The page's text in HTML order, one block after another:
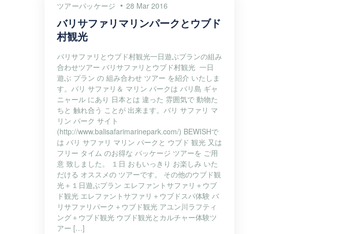
ツアーパッケージ 28 Mar 2016
バリサファリマリンパークとウブド
村観光
バリサファリとウブド村観光一日遊ぶプランの組み
合わせツアー バリサファリとウブド村観光 一日
遊ぶ プラン の 組み合わせ ツアー を紹介 いたしま
す。バリ サファリ＆ マリン パークは バリ島 ギャ
ニャール にあり 日本とは 違った 雰囲気で 動物た
ちと 触れ合う ことが 出来ます。バリ サファリ マ
リン パーク サイト
(http://www.balisafarimarinepark.com/) BEWISHで
は バリ サファリ マリン パークと ウブド 観光 又は
フリー タイム のお得な パッケージ ツアーを ご用
意 致しました。 １日 おもいっきり お楽しみ いた
だける オススメの ツアーです。 その他のウブド観
光＋１日遊ぶプラン エレファントサファリ＋ウブ
ド観光 エレファントサファリ＋ウブドスパ体験 バ
リサファリパーク＋ウブド観光 アユン川ラフティ
ング＋ウブド観光 ウブド観光とカルチャー体験ツ
アー […]